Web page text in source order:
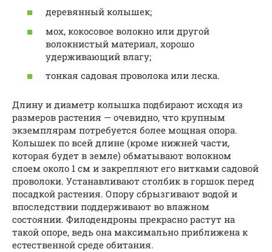
деревянный колышек;
мох, кокосовое волокно или другой
волокнистый материал, хорошо
удерживающий влагу;
тонкая садовая проволока или леска.
Длину и диаметр колышка подбирают исходя из
размеров растения — очевидно, что крупным
экземплярам потребуется более мощная опора.
Колышек по всей длине (кроме нижней части,
которая будет в земле) обматывают волокном
слоем около 1 см и закрепляют его витками садовой
проволоки. Устанавливают столбик в горшок перед
посадкой растения. Опору сбрызгивают водой и
впоследствии поддерживают во влажном
состоянии. Филодендроны прекрасно растут на
такой опоре, ведь она максимально приближена к
естественной среде обитания.